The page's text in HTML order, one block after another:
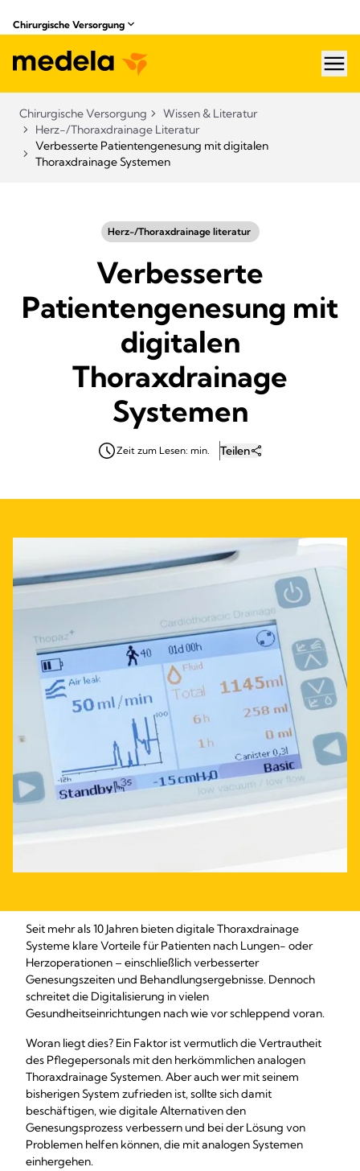
Chirurgische Versorgung
Chirurgische Versorgung
Wissen & Literatur​
Herz-/Thoraxdrainage Literatur
Verbesserte Patientengenesung mit digitalen
Thoraxdrainage Systemen
Herz-/Thoraxdrainage literatur ​
Verbesserte
Patientengenesung mit
digitalen
Thoraxdrainage
Systemen
Zeit zum Lesen: min. Teilen
Seit mehr als 10 Jahren bieten digitale Thoraxdrainage
Systeme klare Vorteile für Patienten nach Lungen- oder
Herzoperationen – einschließlich verbesserter
Genesungszeiten und Behandlungsergebnisse. Dennoch
schreitet die Digitalisierung in vielen
Gesundheitseinrichtungen nach wie vor schleppend voran.
Woran liegt dies? Ein Faktor ist vermutlich die Vertrautheit
des Pflegepersonals mit den herkömmlichen analogen
Thoraxdrainage Systemen. Aber auch wer mit seinem
bisherigen System zufrieden ist, sollte sich damit
beschäftigen, wie digitale Alternativen den
Genesungsprozess verbessern und bei der Lösung von
Problemen helfen können, die mit analogen Systemen
einhergehen.